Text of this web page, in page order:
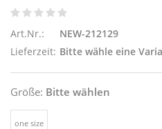
Art.Nr.:
NEW-212129
Lieferzeit: Bitte wähle eine
Größe: Bitte wählen
one size